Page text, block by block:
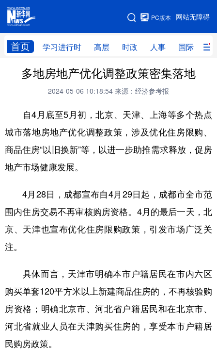
网站无障碍
PC版本
首页 学习进行时 高层 时政 人事 国际 财
网站地图
学习进行时 高层 时政 人事
财经 网评
台湾 思客智库 全球连线 教育
科技 科创 量子 体育
文化 书画 健康 军事
法律 中央文件 金融 汽车
食品 人居 信息化 数字经济
学术中国 乡村振兴 银龄 溯源中国
彩票 娱乐 时尚 悦读
公益 一带一路 亚太网 上市公司
多地房地产优化调整政策密集落地
2024-05-06 10:18:54 来源：经济参考报
自4月底至5月初，北京、天津、上海等多个热点
城市落地房地产优化调整政策，涉及优化住房限购、
商品住房“以旧换新”等，以进一步助推需求释放，促房
地产市场健康发展。
4月28日，成都宣布自4月29日起，成都市全市范
围内住房交易不再审核购房资格。4月的最后一天，北
京、天津也宣布优化住房限购政策，引发市场广泛关
注。
具体而言，天津市明确本市户籍居民在市内六区
购买单套120平方米以上新建商品住房的，不再核验购
房资格；明确北京市、河北省户籍居民和在北京市、
河北省就业人员在天津购买住房的，享受本市户籍居
民购房政策。